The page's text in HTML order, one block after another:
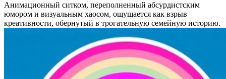
Анимационный ситком, переполненный абсурдистским
юмором и визуальным хаосом, ощущается как взрыв
креативности, обернутый в трогательную семейную историю.